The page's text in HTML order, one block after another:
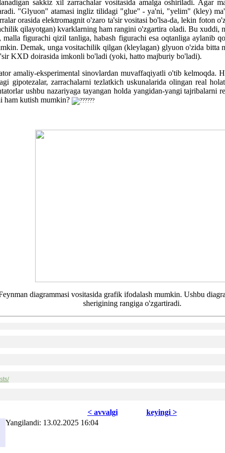
sakkiz xil zarrachalar vositasida amalga oshiriladi. Agar
"Glyuon" atamasi ingliz tilidagi "glue" - ya'ni, "yelim" (kley)
orasida elektromagnit o'zaro ta'sir vositasi bo'lsa-da, lekin foton
qilayotgan) kvarklarning ham rangini o'zgartira oladi. Bu
figurachi qizil tanliga, habash figurachi esa oqtanliga aylanib
Demak, unga vositachilik qilgan (kleylagan) glyuon o'zida
KXD doirasida imkonli bo'ladi (yoki, hatto majburiy bo'ladi).
amaliy-eksperimental sinovlardan muvaffaqiyatli o'tib kelmoqda.
gipotezalar, zarrachalarni tezlatkich uskunalarida olingan real
ushbu nazariyaga tayangan holda yangidan-yangi tajribalarni
ham kutish mumkin?
diagrammasi vositasida grafik ifodalash mumkin. Ushbu
sherigining rangiga o'zgartiradi.
< avvаlgi
kеyingi >
Yangilаndi: 13.02.2025 16:04